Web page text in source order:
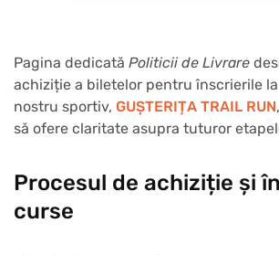
Pagina dedicată Politicii de Livrare
achiziție a biletelor pentru înscrierile
nostru sportiv, GUȘTERIȚA TRAIL RUN
să ofere claritate asupra tuturor
Procesul de achiziție și
curse